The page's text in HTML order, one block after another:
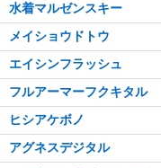
水着マルゼンスキー
メイショウドトウ
エイシンフラッシュ
フルアーマーフクキタル
ヒシアケボノ
アグネスデジタル